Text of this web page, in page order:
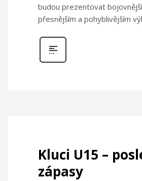
budou prezentovat
přesnějším a pohyblivějším
Kluci U15 –
zápasy